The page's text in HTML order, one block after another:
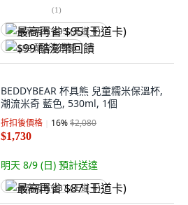
(1)
最高再省 $95 (王道卡)
$99 酷澎幣回饋
BEDDYBEAR 杯具熊 兒童糯米保溫杯,
潮流米奇 藍色, 530ml, 1個
折扣後價格 16%$2,080
$1,730
明天 8/9 (日) 預計送達
最高再省 $87 (王道卡)